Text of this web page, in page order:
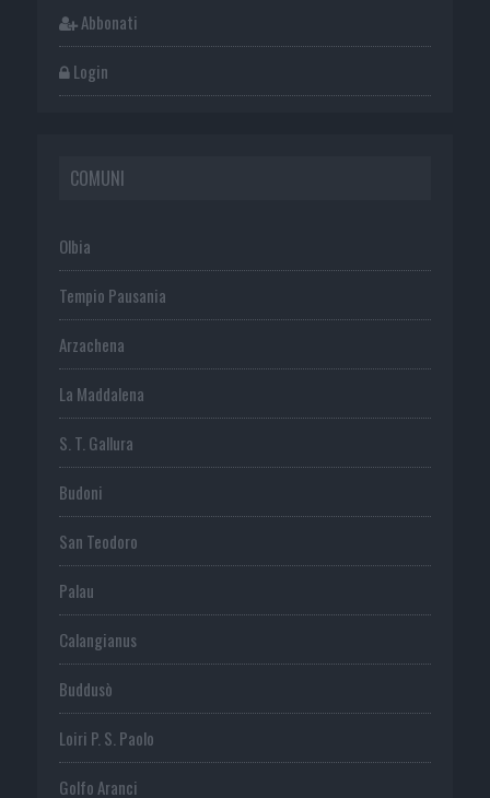
Abbonati
Login
COMUNI
Olbia
Tempio Pausania
Arzachena
La Maddalena
S. T. Gallura
Budoni
San Teodoro
Palau
Calangianus
Buddusò
Loiri P. S. Paolo
Golfo Aranci